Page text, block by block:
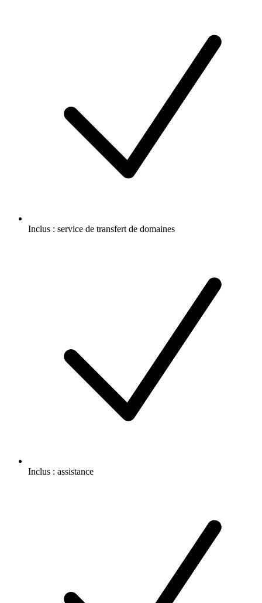
Inclus : service de transfert de domaines
Inclus : assistance